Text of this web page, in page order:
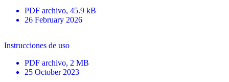
PDF archivo, 45.9 kB
26 February 2026
Instrucciones de uso
PDF archivo, 2 MB
25 October 2023